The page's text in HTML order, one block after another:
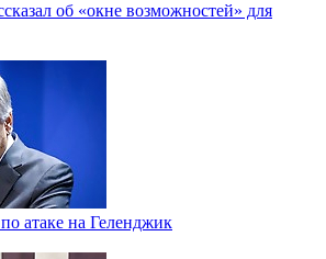
об «окне возможностей» для
атаке на Геленджик